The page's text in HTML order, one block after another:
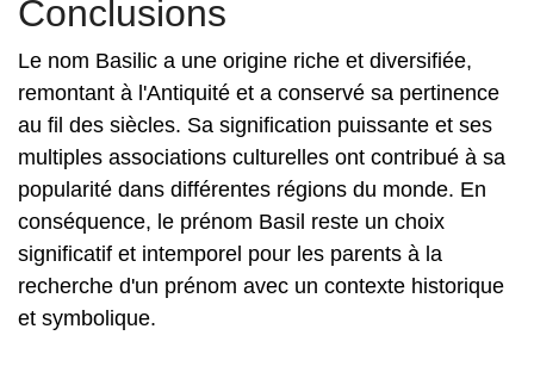
Conclusions
Le nom Basilic a une origine riche et diversifiée,
remontant à l'Antiquité et a conservé sa pertinence
au fil des siècles. Sa signification puissante et ses
multiples associations culturelles ont contribué à sa
popularité dans différentes régions du monde. En
conséquence, le prénom Basil reste un choix
significatif et intemporel pour les parents à la
recherche d'un prénom avec un contexte historique
et symbolique.